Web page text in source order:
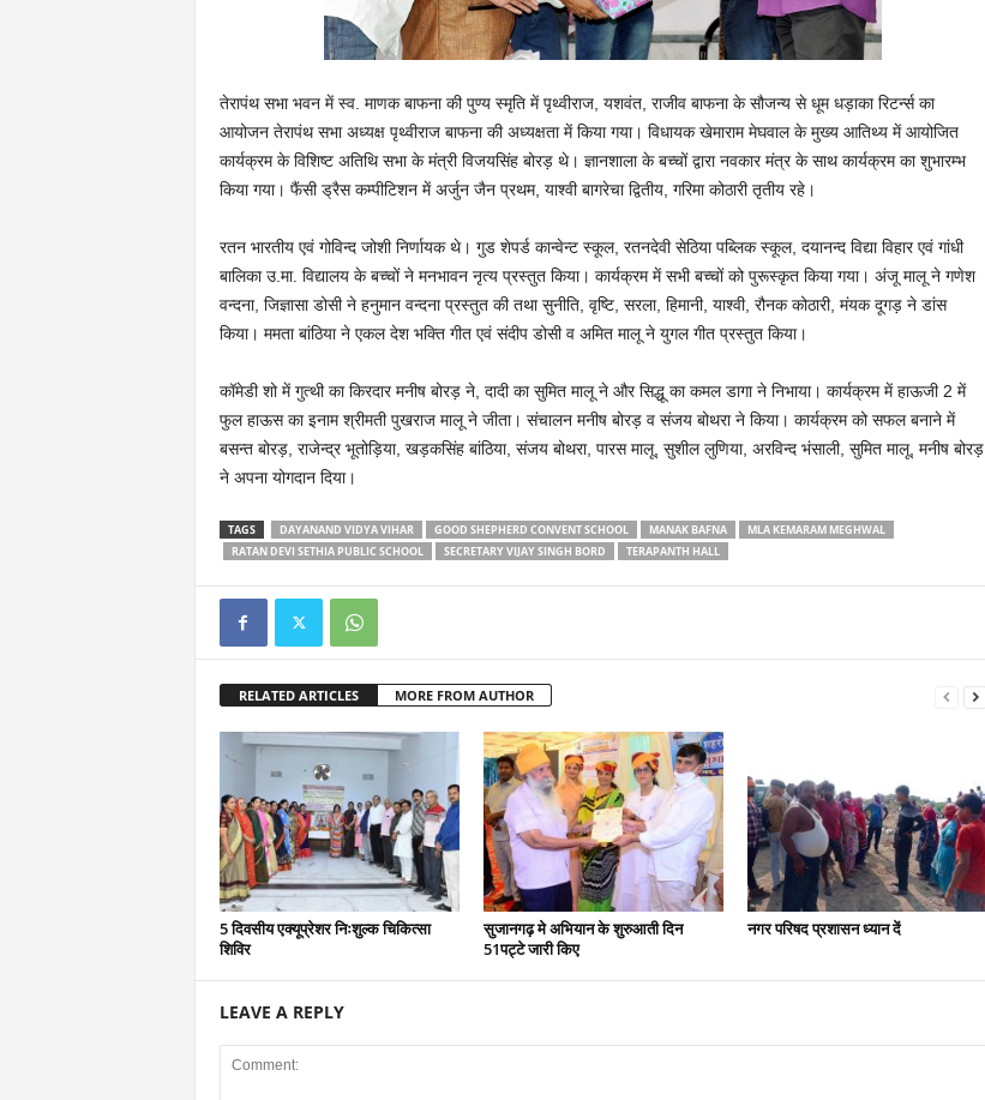
तेरापंथ सभा भवन में स्व. माणक बाफना की पुण्य स्मृति में पृथ्वीराज, यशवंत, राजीव बाफना के सौजन्य से धूम धड़ाका रिटर्न्स का
आयोजन तेरापंथ सभा अध्यक्ष पृथ्वीराज बाफना की अध्यक्षता में किया गया। विधायक खेमाराम मेघवाल के मुख्य आतिथ्य में आयोजित
कार्यक्रम के विशिष्ट अतिथि सभा के मंत्री विजयसिंह बोरड़ थे। ज्ञानशाला के बच्चों द्वारा नवकार मंत्र के साथ कार्यक्रम का शुभारम्भ
किया गया। फैंसी ड्रैस कम्पीटिशन में अर्जुन जैन प्रथम, याश्वी बागरेचा द्वितीय, गरिमा कोठारी तृतीय रहे।
रतन भारतीय एवं गोविन्द जोशी निर्णायक थे। गुड शेपर्ड कान्वेन्ट स्कूल, रतनदेवी सेठिया पब्लिक स्कूल, दयानन्द विद्या विहार एवं गांधी
बालिका उ.मा. विद्यालय के बच्चों ने मनभावन नृत्य प्रस्तुत किया। कार्यक्रम में सभी बच्चों को पुरूस्कृत किया गया। अंजू मालू ने गणेश
वन्दना, जिज्ञासा डोसी ने हनुमान वन्दना प्रस्तुत की तथा सुनीति, वृष्टि, सरला, हिमानी, याश्वी, रौनक कोठारी, मंयक दूगड़ ने डांस
किया। ममता बांठिया ने एकल देश भक्ति गीत एवं संदीप डोसी व अमित मालू ने युगल गीत प्रस्तुत किया।
कॉमेडी शो में गुत्थी का किरदार मनीष बोरड़ ने, दादी का सुमित मालू ने और सिद्धू का कमल डागा ने निभाया। कार्यक्रम में हाऊजी 2 में
फुल हाऊस का इनाम श्रीमती पुखराज मालू ने जीता। संचालन मनीष बोरड़ व संजय बोथरा ने किया। कार्यक्रम को सफल बनाने में
बसन्त बोरड़, राजेन्द्र भूतोड़िया, खड़कसिंह बांठिया, संजय बोथरा, पारस मालू, सुशील लुणिया, अरविन्द भंसाली, सुमित मालू, मनीष बोरड़
ने अपना योगदान दिया।
TAGS DAYANAND VIDYA VIHAR GOOD SHEPHERD CONVENT SCHOOL MANAK BAFNA
MLA KEMARAM MEGHWAL
RATAN DEVI SETHIA PUBLIC SCHOOL
SECRETARY VIJAY SINGH BORD TERAPANTH HALL
RELATED ARTICLES MORE FROM AUTHOR
5 दिवसीय एक्यूप्रेशर निःशुल्क चिकित्सा
शिविर
सुजानगढ़ मे अभियान के शुरुआती दिन
51पट्टे जारी किए
नगर परिषद प्रशासन ध्यान दें
LEAVE A REPLY